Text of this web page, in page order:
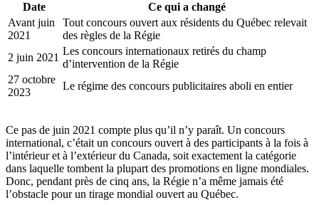
Date
Ce qui a changé
Avant juin
2021
Tout concours ouvert aux résidents du Québec relevait
des règles de la Régie
2 juin 2021
Les concours internationaux retirés du champ
d’intervention de la Régie
27 octobre
2023
Le régime des concours publicitaires aboli en entier
Ce pas de juin 2021 compte plus qu’il n’y paraît. Un concours
international, c’était un concours ouvert à des participants à la fois à
l’intérieur et à l’extérieur du Canada, soit exactement la catégorie
dans laquelle tombent la plupart des promotions en ligne mondiales.
Donc, pendant près de cinq ans, la Régie n’a même jamais été
l’obstacle pour un tirage mondial ouvert au Québec.